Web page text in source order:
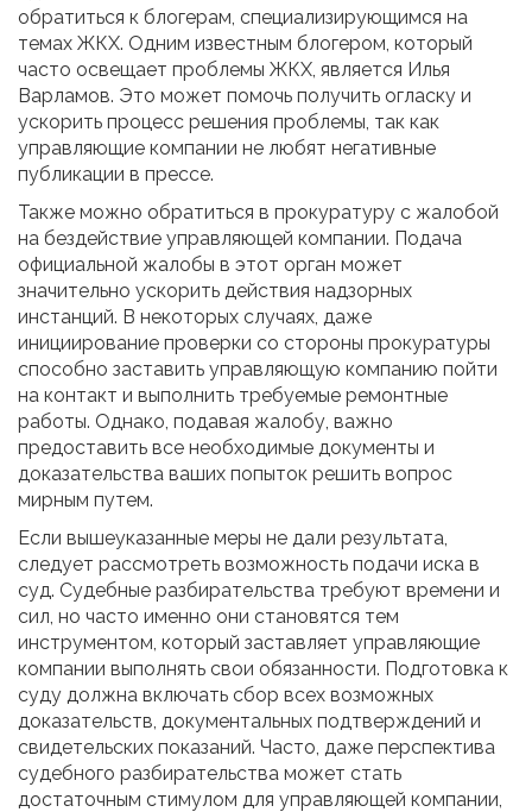
обратиться к блогерам, специализирующимся на
темах ЖКХ. Одним известным блогером, который
часто освещает проблемы ЖКХ, является Илья
Варламов. Это может помочь получить огласку и
ускорить процесс решения проблемы, так как
управляющие компании не любят негативные
публикации в прессе.
Также можно обратиться в прокуратуру с жалобой
на бездействие управляющей компании. Подача
официальной жалобы в этот орган может
значительно ускорить действия надзорных
инстанций. В некоторых случаях, даже
инициирование проверки со стороны прокуратуры
способно заставить управляющую компанию пойти
на контакт и выполнить требуемые ремонтные
работы. Однако, подавая жалобу, важно
предоставить все необходимые документы и
доказательства ваших попыток решить вопрос
мирным путем.
Если вышеуказанные меры не дали результата,
следует рассмотреть возможность подачи иска в
суд. Судебные разбирательства требуют времени и
сил, но часто именно они становятся тем
инструментом, который заставляет управляющие
компании выполнять свои обязанности. Подготовка к
суду должна включать сбор всех возможных
доказательств, документальных подтверждений и
свидетельских показаний. Часто, даже перспектива
судебного разбирательства может стать
достаточным стимулом для управляющей компании,